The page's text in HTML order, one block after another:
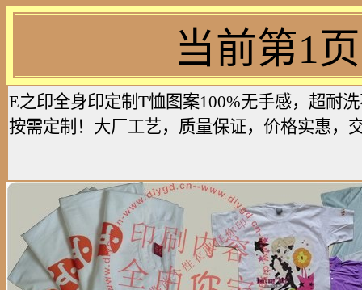
当前第1
E之印全身印定制T恤图案100%无手感，超耐
按需定制！大厂工艺，质量保证，价格实惠，